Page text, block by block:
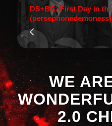
DS+BC: First Day in
(persephonedemoness)
WE
2.0